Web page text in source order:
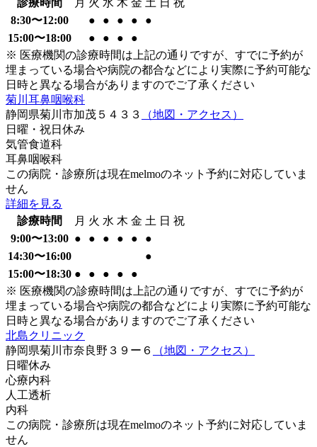
8:30〜12:00
● ● ● ●
●
15:00〜18:00
● ● ●
●
※ 医療機関の診療時間は上記の通りですが、すでに予約が
埋まっている場合や病院の都合などにより実際に予約可能な
日時と異なる場合がありますのでご了承ください
菊川耳鼻咽喉科
静岡県菊川市加茂５４３３
（地図・アクセス）
日曜・祝日 休み
気管食道科
耳鼻咽喉科
この病院・診療所は現在melmoのネット予約に対応していま
せん
詳細を見る
診療時間
月 火 水 木 金 土 日 祝
9:00〜13:00 ● ● ● ● ●
●
14:30〜16:00
●
15:00〜18:30 ● ● ● ●
●
※ 医療機関の診療時間は上記の通りですが、すでに予約が
埋まっている場合や病院の都合などにより実際に予約可能な
日時と異なる場合がありますのでご了承ください
北島クリニック
静岡県菊川市奈良野３９ー６
（地図・アクセス）
日曜休み
心療内科
人工透析
内科
この病院・診療所は現在melmoのネット予約に対応していま
せん